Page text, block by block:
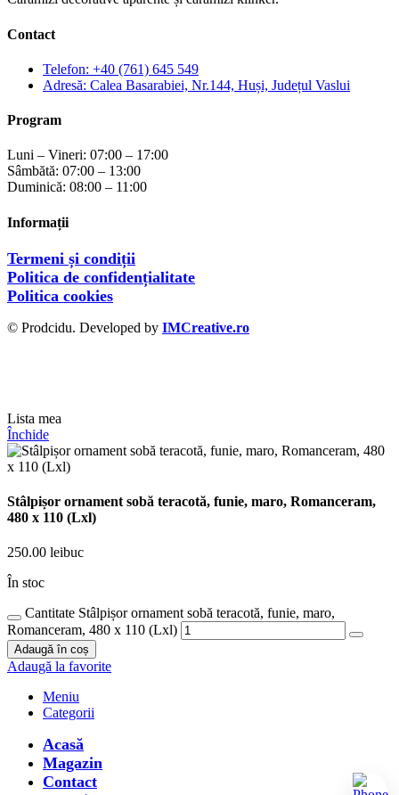
Contact
Telefon: +40 (761) 645 549
Adresă: Calea Basarabiei, Nr.144, Huși, Județul Vaslui
Program
Luni – Vineri: 07:00 – 17:00
Sâmbătă: 07:00 – 13:00
Duminică: 08:00 – 11:00
Informații
Termeni și condiții
Politica de confidențialitate
Politica cookies
© Prodcidu. Developed by IMCreative.ro
Lista mea
Închide
Stâlpișor ornament sobă teracotă, funie, maro, Romanceram,
480 x 110 (Lxl)
250.00 leibuc
În stoc
Cantitate Stâlpișor ornament sobă teracotă, funie, maro,
Romanceram, 480 x 110 (Lxl)
Adaugă în coș
Adaugă la favorite
Meniu
Categorii
Acasă
Magazin
Contact